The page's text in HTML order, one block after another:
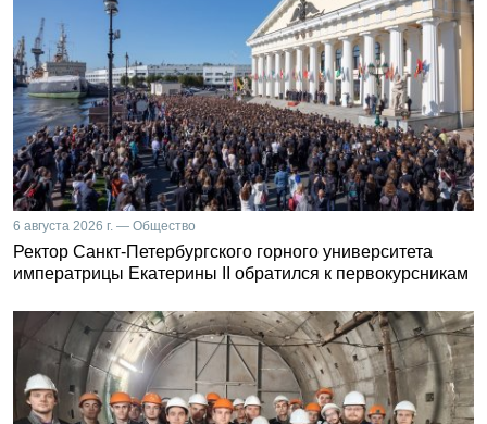
6 августа 2026 г. — Общество
Ректор Санкт-Петербургского горного университета
императрицы Екатерины II обратился к первокурсникам